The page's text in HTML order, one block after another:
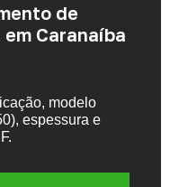
de
Caranaíba
modelo
espessura e